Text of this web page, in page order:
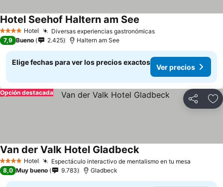
4 EstrellasHotel Diversas experiencias gastronómicasVer precios
Hotel Seehof Haltern am See
7,9 Bueno 2.425 Haltern am See
Elige fechas para ver los precios exactos
Ver precios
Compartir
Opción destacada
4 EstrellasHotel Espectáculo interactivo de mentalismo en tu mesa
Van der Valk Hotel GladbeckVer precios
8,0 Muy bueno 9.783 Gladbeck